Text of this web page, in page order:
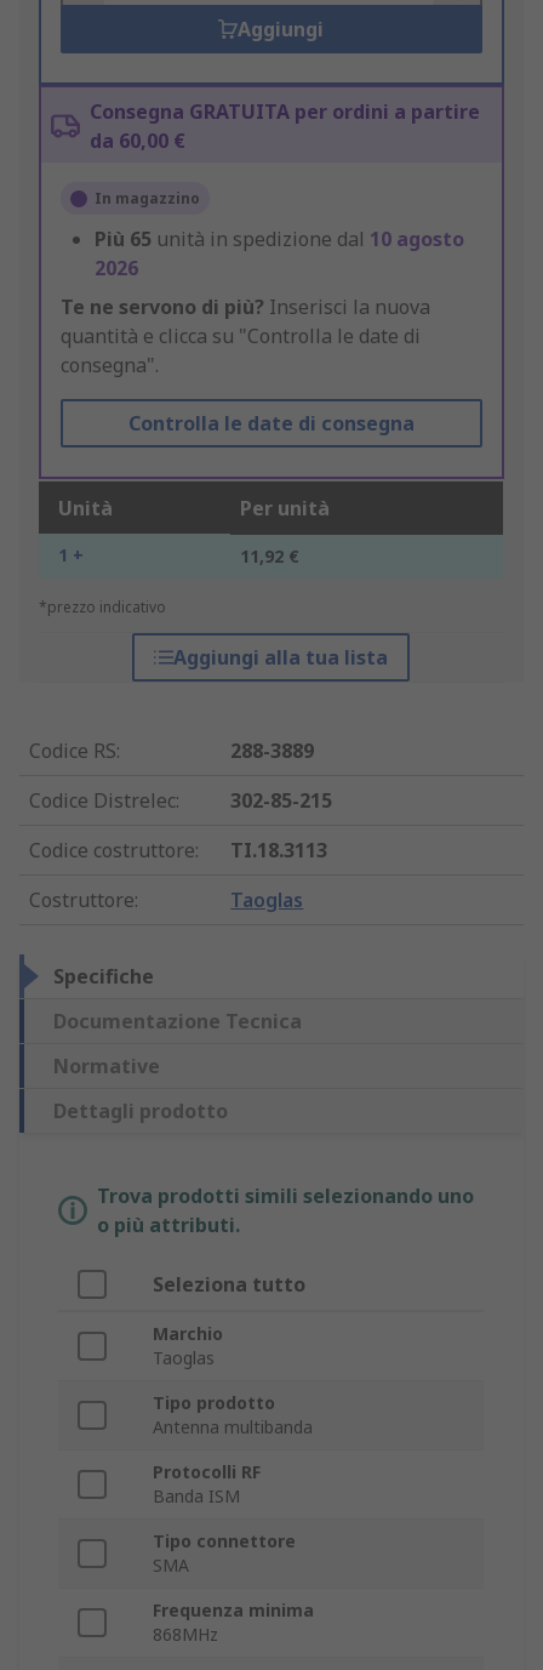
Aggiungi
Consegna GRATUITA per ordini a partire
da 60,00 €
In magazzino
Più 65 unità in spedizione dal 10 agosto
2026
Te ne servono di più? Inserisci la nuova
quantità e clicca su "Controlla le date di
consegna".
Controlla le date di consegna
Unità Per unità
1 + 11,92 €
*prezzo indicativo
Aggiungi alla tua lista
Codice RS:
288-3889
Codice Distrelec:
302-85-215
Codice costruttore:
TI.18.3113
Costruttore: Taoglas
Specifiche
Documentazione Tecnica
Normative
Dettagli prodotto
Trova prodotti simili selezionando uno
o più attributi.
Seleziona tutto
Marchio
Taoglas
Tipo prodotto
Antenna multibanda
Protocolli RF
Banda ISM
Tipo connettore
SMA
Frequenza minima
868MHz